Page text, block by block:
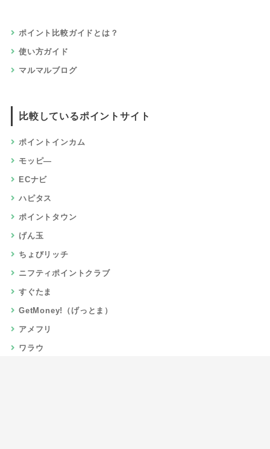
ポイント比較ガイドとは？
使い方ガイド
マルマルブログ
比較しているポイントサイト
ポイントインカム
モッピ―
ECナビ
ハピタス
ポイントタウン
げん玉
ちょびリッチ
ニフティポイントクラブ
すぐたま
GetMoney!（げっとま）
アメフリ
ワラウ